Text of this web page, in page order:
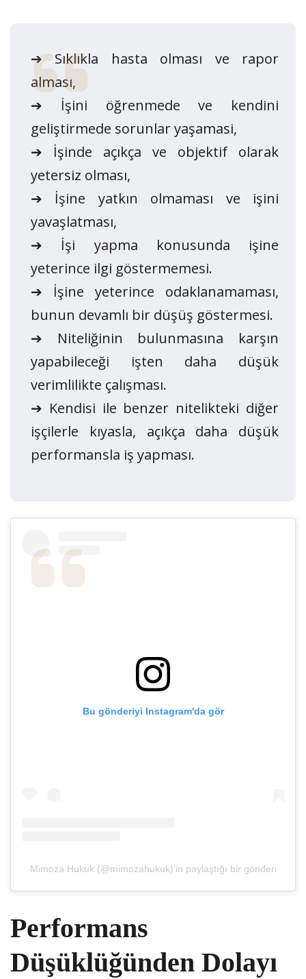
➔ Sıklıkla hasta olması ve rapor
alması,
➔ İşini öğrenmede ve kendini
geliştirmede sorunlar yaşamasi,
➔ İşinde açıkça ve objektif olarak
yetersiz olması,
➔ İşine yatkın olmaması ve işini
yavaşlatması,
➔ İşi yapma konusunda işine
yeterince ilgi göstermemesi.
➔ İşine yeterince odaklanamaması,
bunun devamlı bir düşüş göstermesi.
➔ Niteliğinin bulunmasına karşın
yapabileceği işten daha düşük
verimlilikte çalışması.
➔ Kendisi ile benzer nitelikteki diğer
işçilerle kıyasla, açıkça daha düşük
performansla iş yapması.
Bu gönderiyi Instagram'da gör
Mimoza Hukuk (@mimozahukuk)'in paylaştığı bir gönderi
Performans
Düşüklüğünden Dolayı